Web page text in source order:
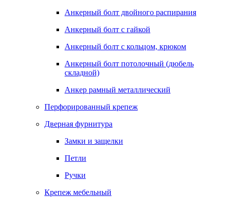
Анкерный болт двойного распирания
Анкерный болт с гайкой
Анкерный болт с кольцом, крюком
Анкерный болт потолочный (дюбель
складной)
Анкер рамный металлический
Перфорированный крепеж
Дверная фурнитура
Замки и защелки
Петли
Ручки
Крепеж мебельный